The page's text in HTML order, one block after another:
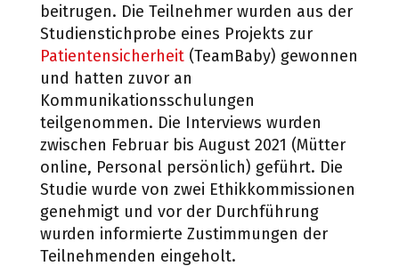
beitrugen. Die Teilnehmer wurden aus der
Studienstichprobe eines Projekts zur
Patientensicherheit(TeamBaby) gewonnen
und hatten zuvor an
Kommunikationsschulungen
teilgenommen. Die Interviews wurden
zwischen Februar bis August 2021 (Mütter
online, Personal persönlich) geführt. Die
Studie wurde von zwei Ethikkommissionen
genehmigt und vor der Durchführung
wurden informierte Zustimmungen der
Teilnehmenden eingeholt.